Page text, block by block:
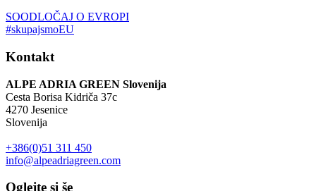
SOODLOČAJ O EVROPI
#skupajsmoEU
Kontakt
ALPE ADRIA GREEN Slovenija
Cesta Borisa Kidriča 37c
4270 Jesenice
Slovenija
+386(0)51 311 450
info@alpeadriagreen.com
Oglejte si še